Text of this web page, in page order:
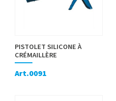
PISTOLET SILICONE À
CRÉMAILLÈRE
Art.0091